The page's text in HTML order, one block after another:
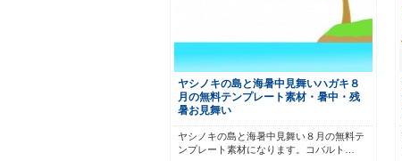
ヤシノキの島と海暑中見舞いハガキ８
月の無料テンプレート素材・暑中・残
暑お見舞い
ヤシノキの島と海暑中見舞い８月の無料テ
ンプレート素材になります。コバルト…